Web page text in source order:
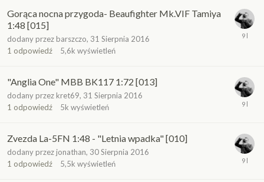
Gorąca nocna przygoda- Beaufighter Mk.VIF Tamiya
1:48 [015]
dodany przez barszczo, 31 Sierpnia 2016
1 odpowiedź 5,6k wyświetleń
"Anglia One" MBB BK117 1:72 [013]
dodany przez kret69, 31 Sierpnia 2016
1 odpowiedź 5k wyświetleń
Zvezda La-5FN 1:48 - "Letnia wpadka" [010]
dodany przez jonathan, 30 Sierpnia 2016
1 odpowiedź 5,5k wyświetleń